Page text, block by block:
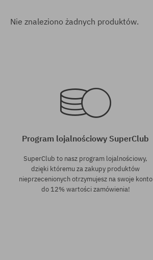
Nie znaleziono żadnych produktów.
Program lojalnościowy SuperClub
SuperClub to nasz program lojalnościowy,
dzięki któremu za zakupy produktów
nieprzecenionych otrzymujesz na swoje konto
do 12% wartości zamówienia!